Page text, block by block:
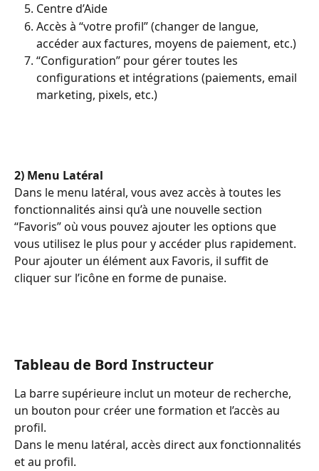
Centre d’Aide
Accès à “votre profil” (changer de langue,
accéder aux factures, moyens de paiement, etc.)
“Configuration” pour gérer toutes les
configurations et intégrations (paiements, email
marketing, pixels, etc.)
2) Menu Latéral
Dans le menu latéral, vous avez accès à toutes les
fonctionnalités ainsi qu’à une nouvelle section
“Favoris” où vous pouvez ajouter les options que
vous utilisez le plus pour y accéder plus rapidement.
Pour ajouter un élément aux Favoris, il suffit de
cliquer sur l’icône en forme de punaise.
Tableau de Bord Instructeur
La barre supérieure inclut un moteur de recherche,
un bouton pour créer une formation et l’accès au
profil.
Dans le menu latéral, accès direct aux fonctionnalités
et au profil.